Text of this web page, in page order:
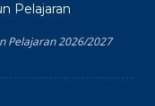
Pelajaran
Pelajaran 2026/2027